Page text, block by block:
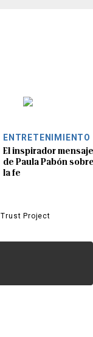
ENTRETENIMIENTO
El inspirador mensaje
de Paula Pabón
la fe